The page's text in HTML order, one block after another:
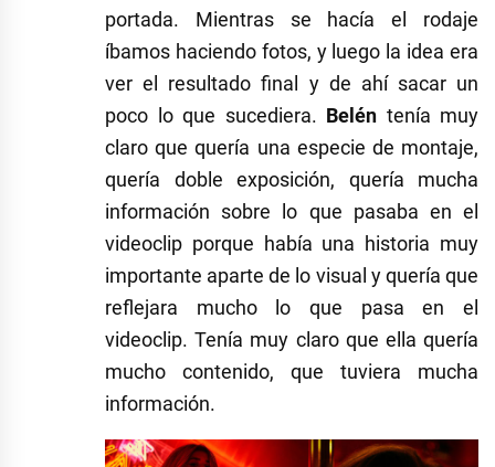
portada. Mientras se hacía el rodaje
íbamos haciendo fotos, y luego la idea era
ver el resultado final y de ahí sacar un
poco lo que sucediera. Belén tenía muy
claro que quería una especie de montaje,
quería doble exposición, quería mucha
información sobre lo que pasaba en el
videoclip porque había una historia muy
importante aparte de lo visual y quería que
reflejara mucho lo que pasa en el
videoclip. Tenía muy claro que ella quería
mucho contenido, que tuviera mucha
información.